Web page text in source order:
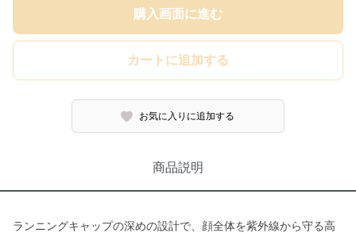
購入画面に進む
カートに追加する
お気に入りに追加する
商品説明
ランニングキャップの深めの設計で、顔全体を紫外線から守る高